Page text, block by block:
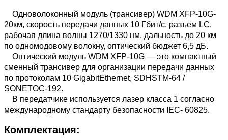
Одноволоконный модуль (трансивер) WDM XFP-10G-
20км, скорость передачи данных 10 Гбит/с, разъем LC,
рабочая длина волны 1270/1330 нм, дальность до 20 км
по одномодовому волокну, оптический бюджет 6,5 дБ.
Оптический модуль WDM XFP-10G — это компактный
сменный трансивер для организации передачи данных
по протоколам 10 GigabitEthernet, SDHSTM-64 /
SONETOC-192.
В передатчике используется лазер класса 1 согласно
международному стандарту безопасности IEC- 60825.
Комплектация: